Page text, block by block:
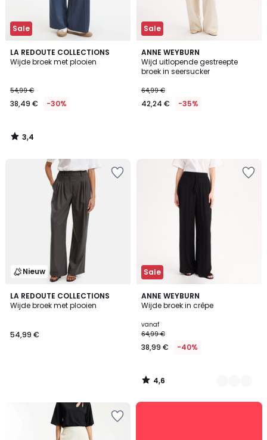
Sale
LA REDOUTE COLLECTIONS
Wijde broek met plooien
54,99 €
38,49 € -30%
3,4
/ 5
3,4
/
Sale
ANNE WEYBURN
Wijd uitlopende gestreepte
broek in seersucker
64,99 €
42,24 € -35%
Nieuw
LA REDOUTE COLLECTIONS
Wijde broek met plooien
54,99 €
Sale
ANNE WEYBURN
Wijde broek in crêpe
vanaf
64,99 €
38,99 € -40%
4,6
/ 5
2
Kleuren
4,6
/
Onze